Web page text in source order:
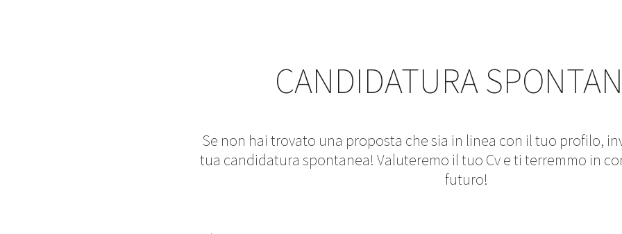
CANDIDATURA
Se non hai trovato una proposta che sia in linea con il tuo profilo,
tua candidatura spontanea! Valuteremo il tuo Cv e ti terremmo in
futuro!